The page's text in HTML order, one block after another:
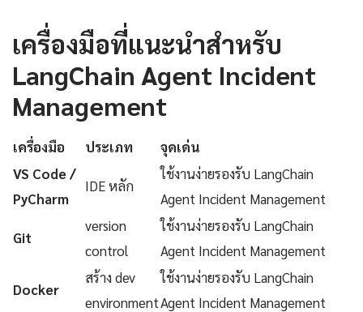
เครื่องมือที่แนะนำสำหรับ
LangChain Agent Incident
Management
เครื่องมือ ประเภท
จุดเด่น
VS Code /
PyCharm
IDE หลัก
ใช้งานง่ายรองรับ LangChain
Agent Incident Management
Git
version
control
ใช้งานง่ายรองรับ LangChain
Agent Incident Management
Docker
สร้าง dev
environment
ใช้งานง่ายรองรับ LangChain
Agent Incident Management